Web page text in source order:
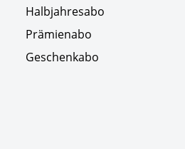
Halbjahresabo
Prämienabo
Geschenkabo